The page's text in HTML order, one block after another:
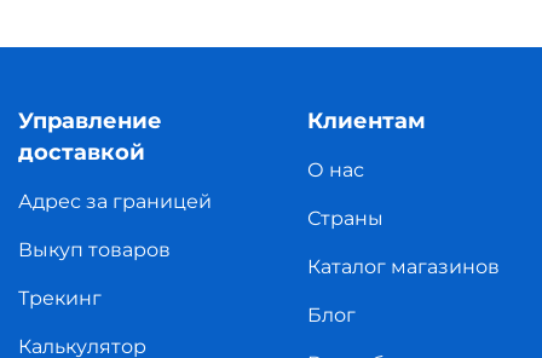
Управление
доставкой
Адрес за границей
Выкуп товаров
Трекинг
Калькулятор
Клиентам
О нас
Страны
Каталог магазинов
Блог